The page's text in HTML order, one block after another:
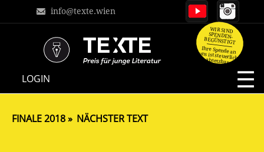
info@texte.wien
LOGIN
WIR SIND
SPENDEN-
BEGÜNSTIGT
Ihre Spende an
uns ist steuerlich
absetzbar.
FINALE 2018 NÄCHSTER TEXT